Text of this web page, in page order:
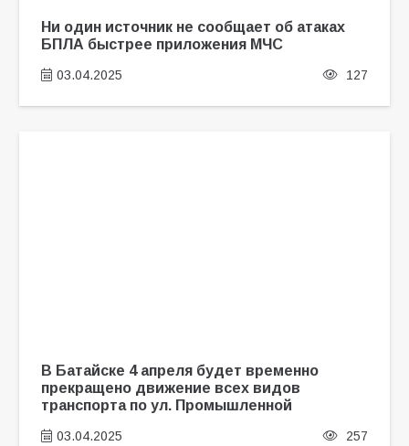
Ни один источник не сообщает об атаках
БПЛА быстрее приложения МЧС
03.04.2025 127
В Батайске 4 апреля будет временно
прекращено движение всех видов
транспорта по ул. Промышленной
03.04.2025 257